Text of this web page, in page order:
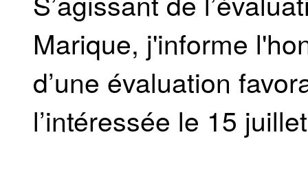
Marique, j'informe
d’une évaluation
l’intéressée le 15